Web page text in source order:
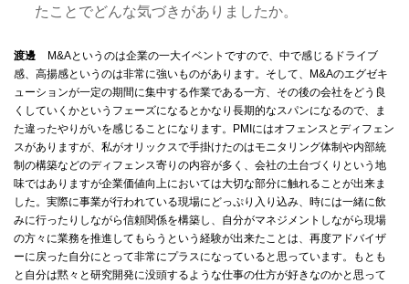
たことでどんな気づきがありましたか。
渡邊
M&Aというのは企業の一大イベントですので、中で感じるドライブ
感、高揚感というのは非常に強いものがあります。そして、M&Aのエグゼキ
ューションが一定の期間に集中する作業である一方、その後の会社をどう良
くしていくかというフェーズになるとかなり長期的なスパンになるので、ま
た違ったやりがいを感じることになります。PMIにはオフェンスとディフェン
スがありますが、私がオリックスで手掛けたのはモニタリング体制や内部統
制の構築などのディフェンス寄りの内容が多く、会社の土台づくりという地
味ではありますが企業価値向上においては大切な部分に触れることが出来ま
した。実際に事業が行われている現場にどっぷり入り込み、時には一緒に飲
みに行ったりしながら信頼関係を構築し、自分がマネジメントしながら現場
の方々に業務を推進してもらうという経験が出来たことは、再度アドバイザ
ーに戻った自分にとって非常にプラスになっていると思っています。もとも
と自分は黙々と研究開発に没頭するような仕事の仕方が好きなのかと思って